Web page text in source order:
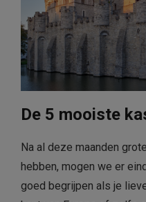
De 5 mooiste
Na al deze maanden
hebben, mogen we er
goed begrijpen als je